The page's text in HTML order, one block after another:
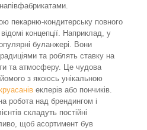
пекарню-кондитерську повного
концепції. Наприклад, у
буланжері. Вони
та роблять ставку на
та атмосферу. Це чудова
з якоюсь унікальною
еклерів або пончиків.
робота над брендингом і
складуть постійні
щоб асортимент був